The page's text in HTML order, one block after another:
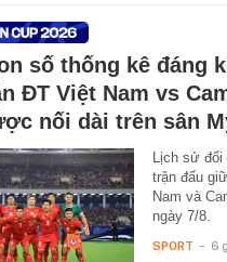
số thống kê đáng
ĐT Việt Nam vs
nối dài trên sân
Lịch sử
trận đấu
Nam và
ngày 7/8.
SPORT - 6